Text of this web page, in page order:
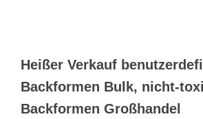
Heißer Verkauf
Backformen Bulk, nicht-
Backformen Großhandel